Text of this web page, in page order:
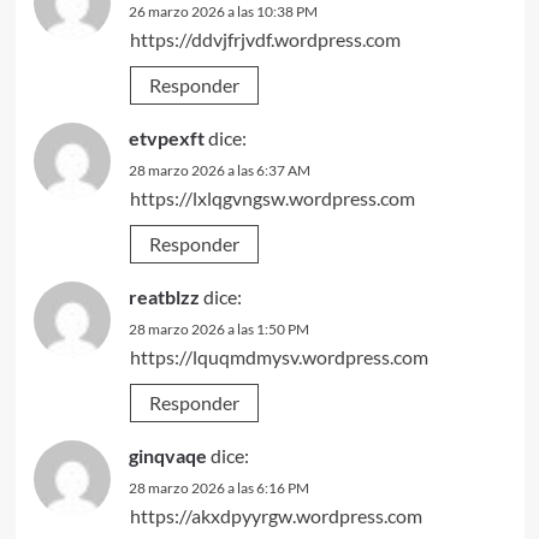
26 marzo 2026 a las 10:38 PM
https://ddvjfrjvdf.wordpress.com
Responder
etvpexftdice:
28 marzo 2026 a las 6:37 AM
https://lxlqgvngsw.wordpress.com
Responder
reatblzz dice:
28 marzo 2026 a las 1:50 PM
https://lquqmdmysv.wordpress.com
Responder
ginqvaqe dice:
28 marzo 2026 a las 6:16 PM
https://akxdpyyrgw.wordpress.com